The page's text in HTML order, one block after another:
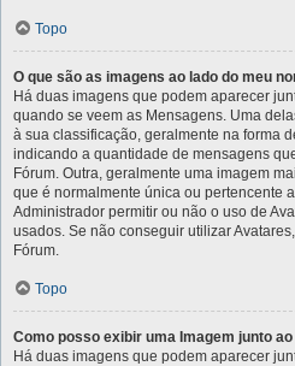
Topo
O que são as imagens ao lado do meu
Há duas imagens que podem aparecer
quando se veem as Mensagens. Uma
à sua classificação, geralmente na forma
indicando a quantidade de mensagens
Fórum. Outra, geralmente uma imagem
que é normalmente única ou pertencente
Administrador permitir ou não o uso de
usados. Se não conseguir utilizar
Fórum.
Topo
Como posso exibir uma Imagem junto
Há duas imagens que podem aparecer